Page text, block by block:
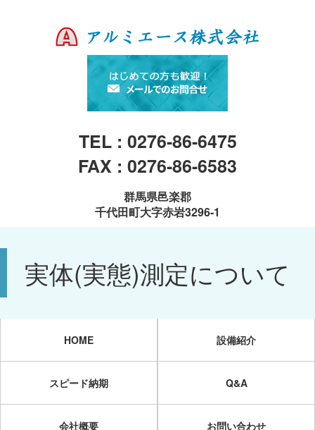
TEL : 0276-86-6475
FAX : 0276-86-6583
群馬県邑楽郡
千代田町大字赤岩3296-1
実体(実態)測定について
HOME 設備紹介
スピード納期 Q&A
会社概要 お問い合わせ